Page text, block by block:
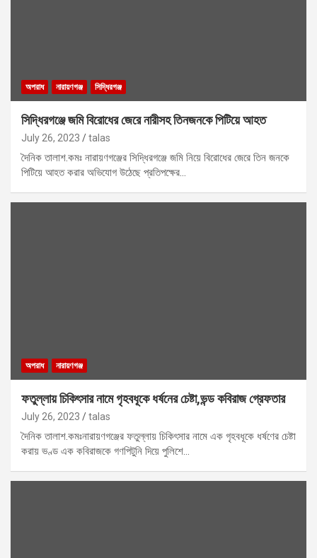
অপরাধ নারায়ণগঞ্জ সিদ্ধিরগঞ্জ
সিদ্ধিরগঞ্জে জমি বিরোধের জেরে নারীসহ তিনজনকে পিটিয়ে আহত
July 26, 2023 talas
দৈনিক তালাশ.কমঃ নারায়ণগঞ্জের সিদ্ধিরগঞ্জে জমি নিয়ে বিরোধের জেরে তিন জনকে
পিটিয়ে আহত করার অভিযোগ উঠেছে প্রতিপক্ষের…
অপরাধ নারায়ণগঞ্জ
ফতুল্লায় চিকিৎসার নামে গৃহবধূকে ধর্ষনের চেষ্টা,ভন্ড কবিরাজ গ্রেফতার
July 26, 2023 talas
দৈনিক তালাশ.কমঃনারায়ণগঞ্জের ফতুল্লায় চিকিৎসার নামে এক গৃহবধূকে ধর্ষণের চেষ্টা
করায় ভণ্ড এক কবিরাজকে গণপিটুনি দিয়ে পুলিশে…